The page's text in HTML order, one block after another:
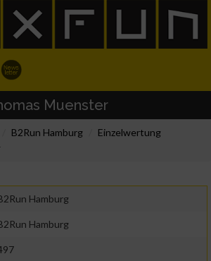
Muenster
B2Run Hamburg
Einzelwertung
Hamburg
Hamburg